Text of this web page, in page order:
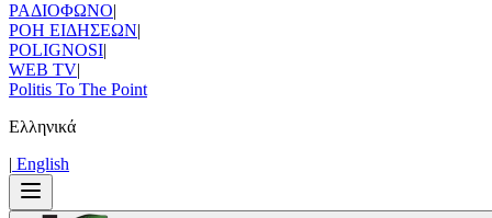
ΡΑΔΙΟΦΩΝΟ|
ΡΟΗ ΕΙΔΗΣΕΩΝ|
POLIGNOSI|
WEB TV|
Politis To The Point
Ελληνικά
| Εnglish